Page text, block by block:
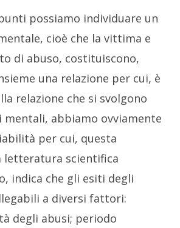
possiamo individuare un
cioè che la vittima e
di abuso, costituiscono,
una relazione per cui, è
relazione che si svolgono
mentali, abbiamo ovviamente
per cui, questa
letteratura scientifica
indica che gli esiti degli
a diversi fattori:
degli abusi; periodo